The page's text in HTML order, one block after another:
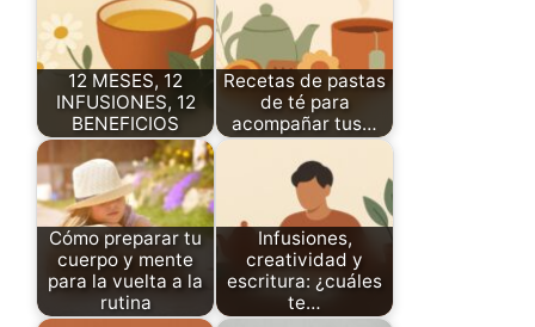
12 MESES, 12
INFUSIONES, 12
BENEFICIOS
Recetas de pastas
de té para
acompañar tus…
Cómo preparar tu
cuerpo y mente
para la vuelta a la
rutina
Infusiones,
creatividad y
escritura: ¿cuáles
te…